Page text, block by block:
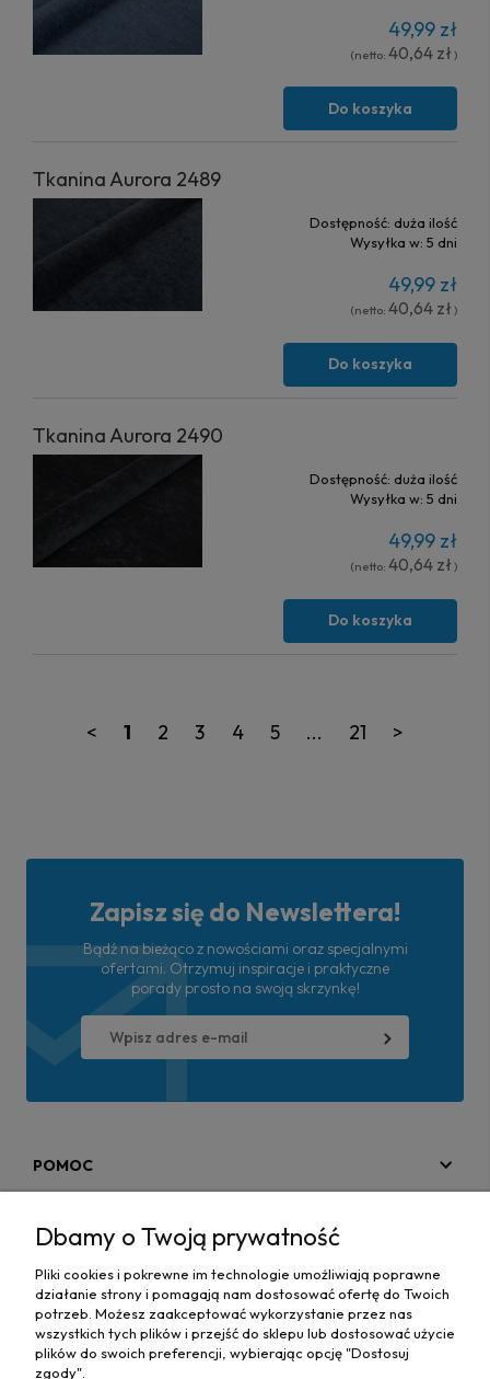
49,99 zł
(netto: 40,64 zł )
Do koszyka
Tkanina Aurora 2489
Dostępność: duża ilość
Wysyłka w: 5 dni
49,99 zł
(netto: 40,64 zł )
Do koszyka
Tkanina Aurora 2490
Dostępność: duża ilość
Wysyłka w: 5 dni
49,99 zł
(netto: 40,64 zł )
Do koszyka
< 1 2 3 4 5 ... 21 >
Zapisz się do Newslettera!
Bądź na bieżąco z nowościami oraz specjalnymi
ofertami. Otrzymuj inspiracje i praktyczne
porady prosto na swoją skrzynkę!
POMOC
MAPA STRONY
INFORMACJE
Dbamy o Twoją prywatność
Pliki cookies i pokrewne im technologie umożliwiają poprawne
działanie strony i pomagają nam dostosować ofertę do Twoich
potrzeb. Możesz zaakceptować wykorzystanie przez nas
wszystkich tych plików i przejść do sklepu lub dostosować użycie
plików do swoich preferencji, wybierając opcję "Dostosuj
zgody".